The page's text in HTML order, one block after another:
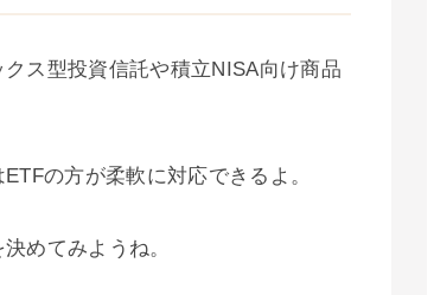
ス型投資信託や積立NISA向け商品
の方が柔軟に対応できるよ。
めてみようね。